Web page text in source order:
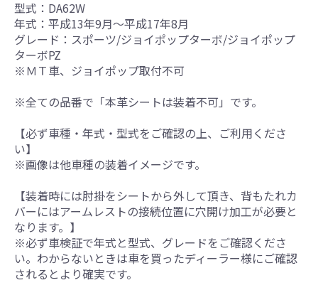
型式：DA62W
年式：平成13年9月～平成17年8月
グレード：スポーツ/ジョイポップターボ/ジョイポップ
ターボPZ
※ＭＴ車、ジョイポップ取付不可
※全ての品番で「本革シートは装着不可」です。
【必ず車種・年式・型式をご確認の上、ご利用くださ
い】
※画像は他車種の装着イメージです。
【装着時には肘掛をシートから外して頂き、背もたれカ
バーにはアームレストの接続位置に穴開け加工が必要と
なります。】
※必ず車検証で年式と型式、グレードをご確認くださ
い。わからないときは車を買ったディーラー様にご確認
されるとより確実です。